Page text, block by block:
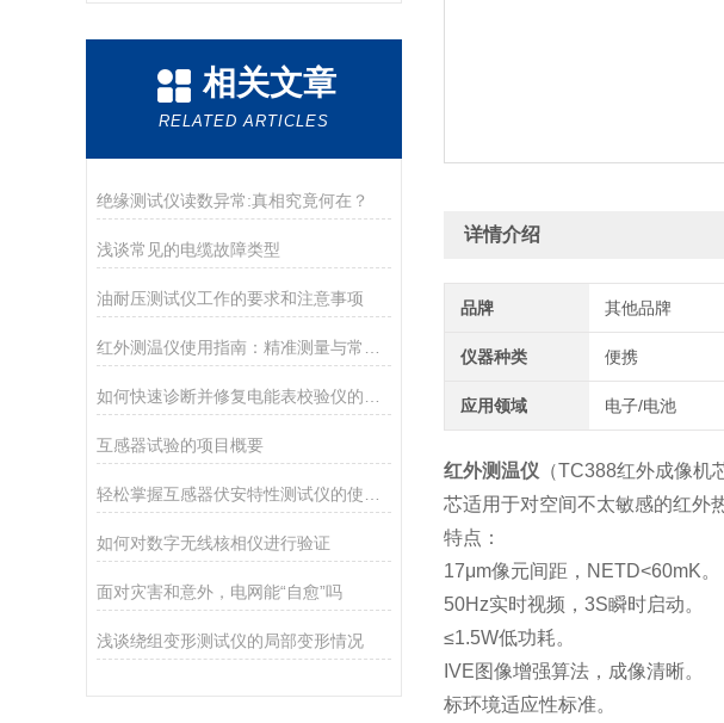
相关文章
RELATED ARTICLES
绝缘测试仪读数异常:真相究竟何在？
浅谈常见的电缆故障类型
油耐压测试仪工作的要求和注意事项
互感器试验的项目概要
如何对数字无线核相仪进行验证
面对灾害和意外，电网能“自愈”吗
浅谈绕组变形测试仪的局部变形情况
详情介绍
品牌 其他品牌
仪器种类 便携
应用领域 电子/电池
红外测温仪 （TC388红外成像
芯适用于对空间不太敏感的红外
特点：
17μm像元间距，NETD<60mK。
50Hz实时视频，3S瞬时启动。
≤1.5W低功耗。
IVE图像增强算法，成像清晰。
标环境适应性标准。